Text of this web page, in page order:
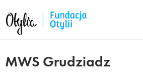
MWS Grudziadz